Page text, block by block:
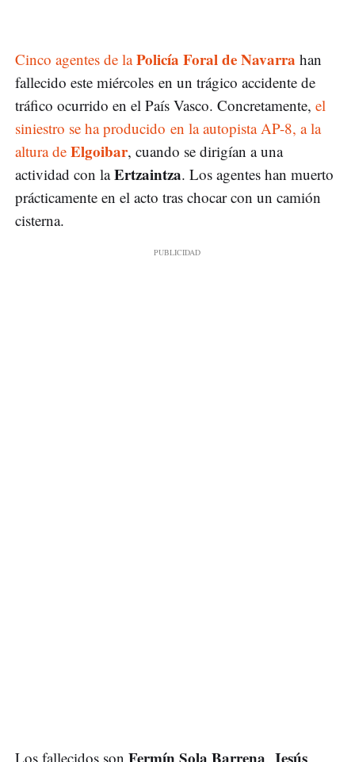
Cinco agentes de laPolicía Foral de Navarra han
fallecido este miércoles en un trágico accidente de
tráfico ocurrido en el País Vasco. Concretamente, el
siniestro se ha producido en la autopista AP-8, a la
altura de Elgoibar, cuando se dirigían a una
actividad con laErtzaintza. Los agentes han muerto
prácticamente en el acto tras chocar con un camión
cisterna.
Los fallecidos son ,